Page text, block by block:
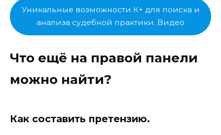
Уникальные возможности К+ для поиска и
анализа судебной практики. Видео
Что ещё на правой панели
можно найти?
Как составить претензию.